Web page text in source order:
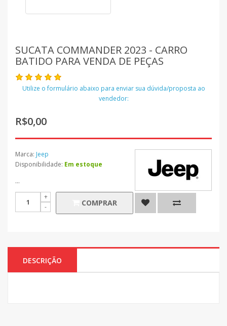
SUCATA COMMANDER 2023 - CARRO
BATIDO PARA VENDA DE PEÇAS
Utilize o formulário abaixo para enviar sua dúvida/proposta ao
vendedor:
R$0,00
Marca: Jeep
Disponibilidade: Em estoque
...
COMPRAR
DESCRIÇÃO